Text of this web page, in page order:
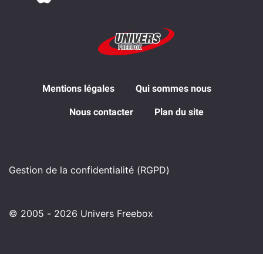
Mentions légales Qui sommes nous
Nous contacter Plan du site
Gestion de la confidentialité (RGPD)
© 2005 - 2026 Univers Freebox